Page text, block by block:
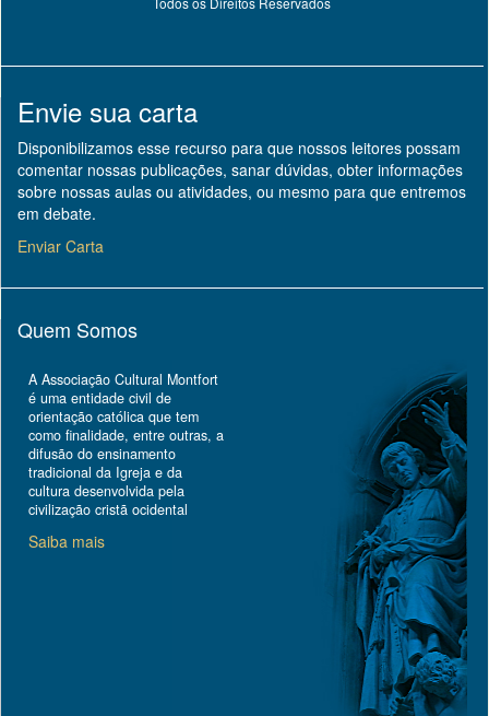
Envie sua carta
Disponibilizamos esse recurso para que nossos leitores possam
comentar nossas publicações, sanar dúvidas, obter informações
sobre nossas aulas ou atividades, ou mesmo para que entremos
em debate.
Enviar Carta
Quem Somos
A Associação Cultural Montfort
é uma entidade civil de
orientação católica que tem
como finalidade, entre outras, a
difusão do ensinamento
tradicional da Igreja e da
cultura desenvolvida pela
civilização cristã ocidental
Saiba mais